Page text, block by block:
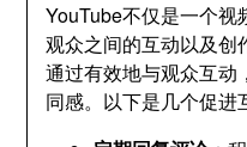
YouTube不仅是一个视
观众之间的互动以及创
通过有效地与观众互动
同感。以下是几个促进